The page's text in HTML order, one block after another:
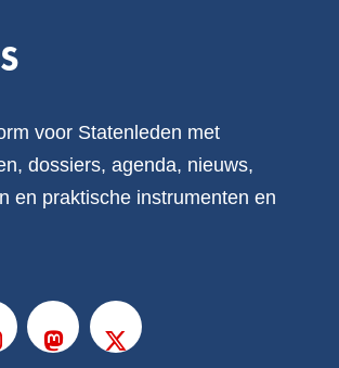
voor Statenleden met
dossiers, agenda, nieuws,
en praktische instrumenten en